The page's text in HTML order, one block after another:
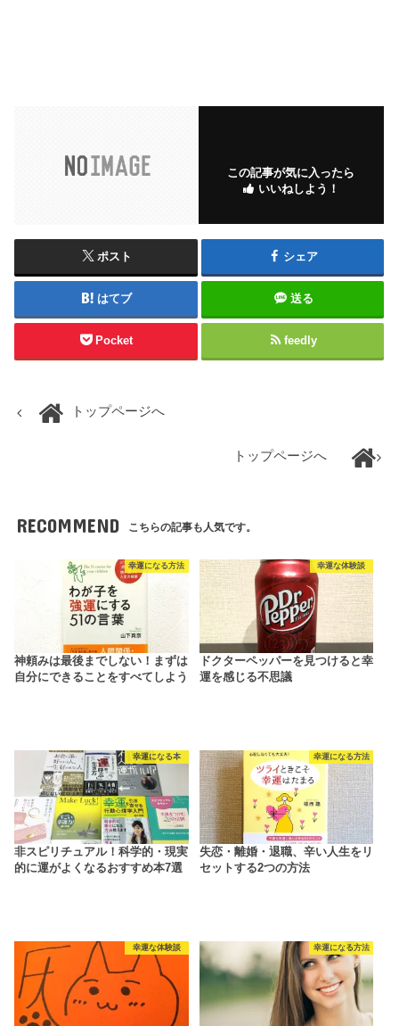
この記事が気に入ったら
いいねしよう！
ポスト シェア
はてブ 送る
Pocket feedly
トップページへ
トップページへ
RECOMMEND こちらの記事も人気です。
幸運になる方法
神頼みは最後までしない！まずは
自分にできることをすべてしよう
幸運な体験談
ドクターペッパーを見つけると幸
運を感じる不思議
幸運になる本
非スピリチュアル！科学的・現実
的に運がよくなるおすすめ本7選
幸運になる方法
失恋・離婚・退職、辛い人生をリ
セットする2つの方法
幸運な体験談 幸運になる方法